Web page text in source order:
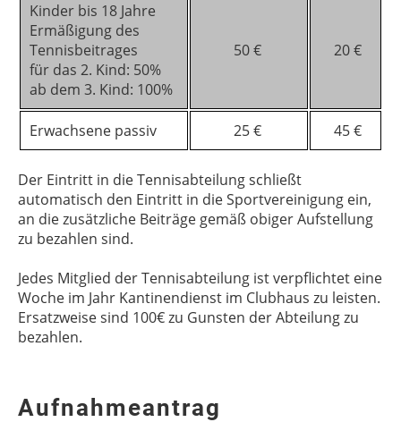
Kinder bis 18 Jahre
Ermäßigung des
Tennisbeitrages
für das 2. Kind: 50%
ab dem 3. Kind: 100%
50 € 20 €
Erwachsene passiv 25 € 45 €
Der Eintritt in die Tennisabteilung schließt
automatisch den Eintritt in die Sportvereinigung ein,
an die zusätzliche Beiträge gemäß obiger Aufstellung
zu bezahlen sind.
Jedes Mitglied der Tennisabteilung ist verpflichtet eine
Woche im Jahr Kantinendienst im Clubhaus zu leisten.
Ersatzweise sind 100€ zu Gunsten der Abteilung zu
bezahlen.
Aufnahmeantrag